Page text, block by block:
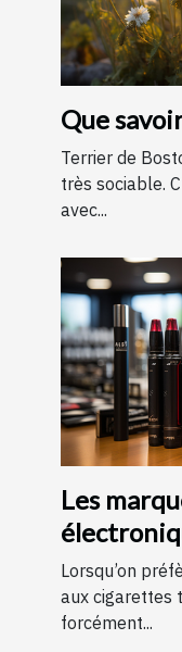
Que
Terrier de
très sociable.
avec...
Les
Lorsqu’on
aux cigarettes
forcément...